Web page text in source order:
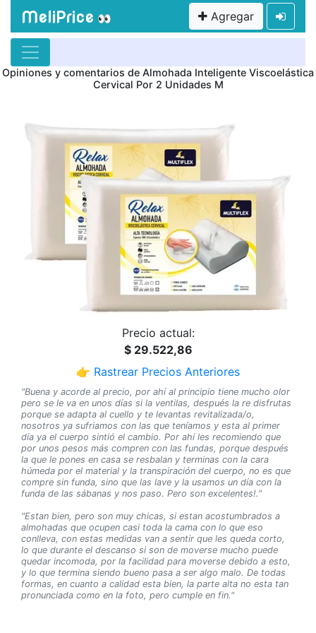
MeliPrice 👀 Agregar
Opiniones y comentarios de Almohada Inteligente Viscoelástica
Cervical Por 2 Unidades M
Precio actual:
$ 29.522,86
👉 Rastrear Precios Anteriores
"Buena y acorde al precio, por ahí al principio tiene mucho olor
pero se le va en unos días si la ventilas, después la re disfrutas
porque se adapta al cuello y te levantas revitalizada/o,
nosotros ya sufriamos con las que teníamos y esta al primer
día ya el cuerpo sintió el cambio. Por ahí les recomiendo que
por unos pesos más compren con las fundas, porque después
la que le pones en casa se resbalan y terminas con la cara
húmeda por el material y la transpiración del cuerpo, no es que
compre sin funda, sino que las lave y la usamos un día con la
funda de las sábanas y nos paso. Pero son excelentes!."
"Estan bien, pero son muy chicas, si estan acostumbrados a
almohadas que ocupen casi toda la cama con lo que eso
conlleva, con estas medidas van a sentir que les queda corto,
lo que durante el descanso si son de moverse mucho puede
quedar incomoda, por la facilidad para moverse debido a esto,
y lo que termina siendo bueno pasa a ser algo malo. De todas
formas, en cuanto a calidad esta bien, la parte alta no esta tan
pronunciada como en la foto, pero cumple en fin."